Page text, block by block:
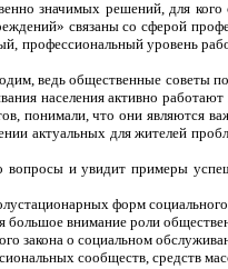
значимых решений, для
связаны со сферой
профессиональный уровень
ведь общественные советы
населения активно
понимали, что они являются
актуальных для жителей
и увидит примеры
форм
внимание роли
закона о социальном
сообществ, средств